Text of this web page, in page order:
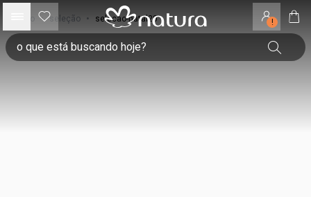
!
• seleção • selecao-natal20